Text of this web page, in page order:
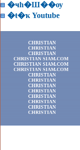
�ҹһ�Ш��ѹ
�ŧ�ҡ Youtube
CHRISTIAN
CHRISTIAN
CHRISTIAN
CHRISTIAN SIAM.COM
CHRISTIAN SIAM.COM
CHRISTIAN SIAM.COM
CHRISTIAN
CHRISTIAN
CHRISTIAN
CHRISTIAN
CHRISTIAN
CHRISTIAN
CHRISTIAN
CHRISTIAN